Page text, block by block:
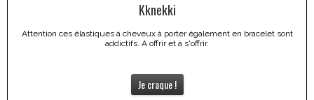
Kknekki
Attention ces élastiques à cheveux à porter également en bracelet sont
addictifs. A offrir et à s'offrir.
Je craque !